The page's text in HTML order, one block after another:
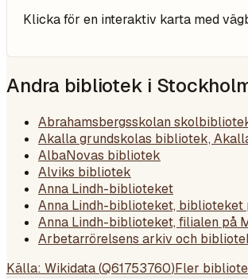
Klicka för en interaktiv karta med
Andra bibliotek i
Abrahamsbergsskolan
Akalla grundskolas bibliotek,
AlbaNovas bibliotek
Alviks bibliotek
Anna Lindh-biblioteket
Anna Lindh-biblioteket, biblioteket
Anna Lindh-biblioteket, filialen på
Arbetarrörelsens arkiv och
Källa: Wikidata (Q61753760)Fler